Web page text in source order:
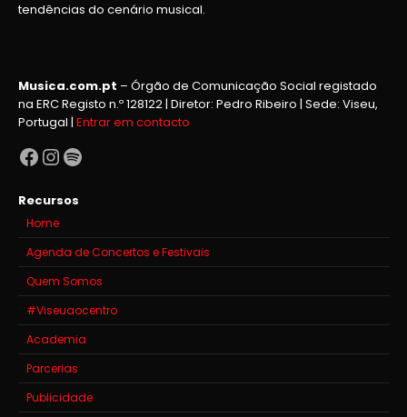
tendências do cenário musical.
Musica.com.pt – Órgão de Comunicação Social registado
na ERC Registo n.º 128122 | Diretor: Pedro Ribeiro | Sede: Viseu,
Portugal | Entrar em contacto
Facebook
Instagram
Spotify
Recursos
Home
Agenda de Concertos e Festivais
Quem Somos
#Viseuaocentro
Academia
Parcerias
Publicidade